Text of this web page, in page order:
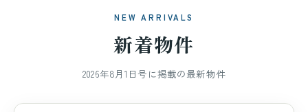
NEW ARRIVALS
新着物件
2026年8月1日号に掲載の最新物件